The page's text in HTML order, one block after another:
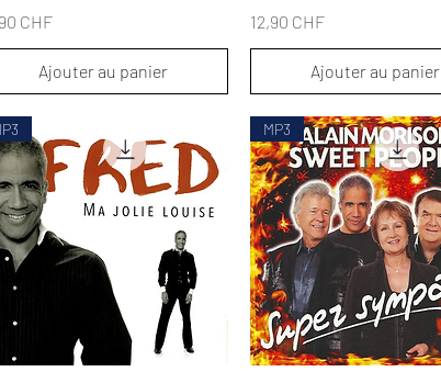
CHF
Ajouter au panier
Prix
12,90 CHF
Ajouter au panier
MP3